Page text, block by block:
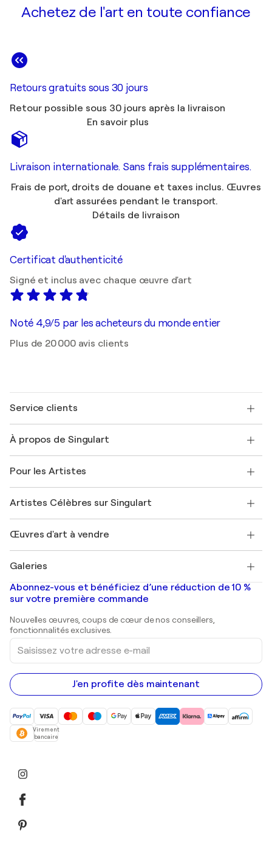
Achetez de l'art en toute confiance
Retours gratuits sous 30 jours
Retour possible sous 30 jours après la livraison
En savoir plus
Livraison internationale. Sans frais supplémentaires.
Frais de port, droits de douane et taxes inclus. Œuvres
d'art assurées pendant le transport.
Détails de livraison
Certificat d'authenticité
Signé et inclus avec chaque œuvre d'art
Noté 4,9/5 par les acheteurs du monde entier
Plus de 20 000 avis clients
Service clients
Expédition
Offrir une carte cadeau
Rejoignez notre programme commercial
Mon compte
+33 1 76 44 06 42
À propos de Singulart
FAQ
Magazine Singulart
Emplois
Découvrez une sélection d'art original
Pour les Artistes
Se connecter en tant qu'Artiste
Artistes Célèbres sur Singulart
Marc Chagall
Banksy
Mr. Brainwash
Shepard Fairey
Œuvres d'art à vendre
Tableaux abstraits à vendre
Peintures de paysage
Estampes
Peintures acryliques
Galeries
Galeries d'art en France
Galeries d'art en Belgique
Abonnez-vous et bénéficiez d’une réduction de 10 %
sur votre première commande
Nouvelles œuvres, coups de cœur de nos conseillers,
fonctionnalités exclusives.
Saisissez
votre
adresse
e-
mail
J'en profite dès maintenant
Virement
bancaire